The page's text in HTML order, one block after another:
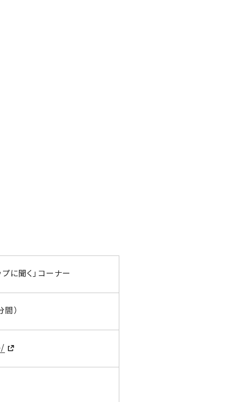
に聞く」コーナー
）